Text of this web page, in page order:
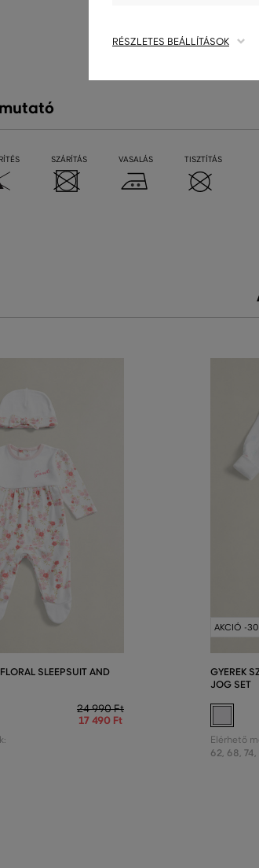
SZÁRÍTÁS VASALÁS TISZTÍTÁS
SLEEPSUIT AND
24 990 Ft
17 490 Ft
AKCIÓ -
GYEREK
JOG SET
Elérhető
62, 68, 74,
RÉSZLETES BEÁLLÍTÁSOK